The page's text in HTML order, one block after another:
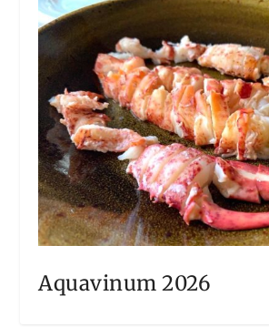
Aquavinum 2026